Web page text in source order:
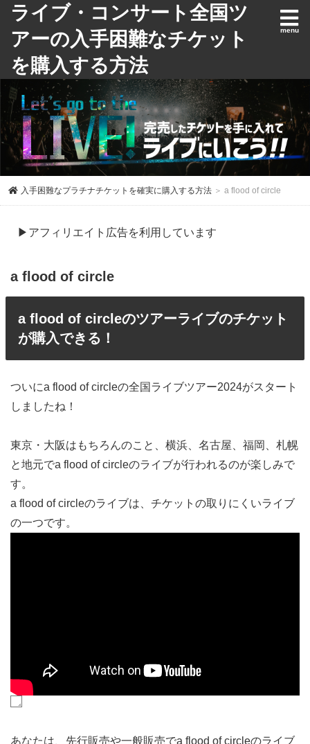
ライブ・コンサート全国ツ
アーの入手困難なチケット
を購入する方法
入手困難なプラチナチケットを確実に購入する方法 ＞ a flood of circle
▶アフィリエイト広告を利用しています
a flood of circle
a flood of circleのツアーライブのチケット
が購入できる！
ついにa flood of circleの全国ライブツアー2024がスタート
しましたね！
東京・大阪はもちろんのこと、横浜、名古屋、福岡、札幌
と地元でa flood of circleのライブが行われるのが楽しみで
す。
a flood of circleのライブは、チケットの取りにくいライブ
の一つです。
あなたは、先行販売や一般販売でa flood of circleのライブ